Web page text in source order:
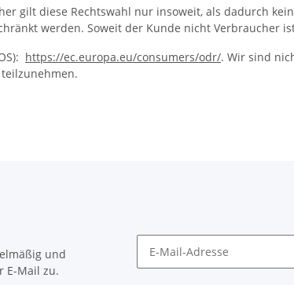
gilt diese Rechtswahl nur insoweit, als dadurch
werden. Soweit der Kunde nicht Verbraucher
https://ec.europa.eu/consumers/odr/. Wir sind
und
E-Mail zu.